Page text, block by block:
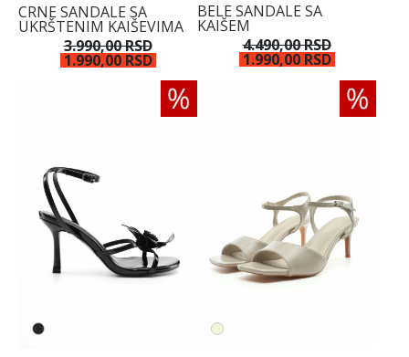
CRNE SANDALE SA
UKRŠTENIM KAIŠEVIMA
3.990,00 RSD
1.990,00 RSD
BELE SANDALE SA
KAIŠEM
4.490,00 RSD
1.990,00 RSD